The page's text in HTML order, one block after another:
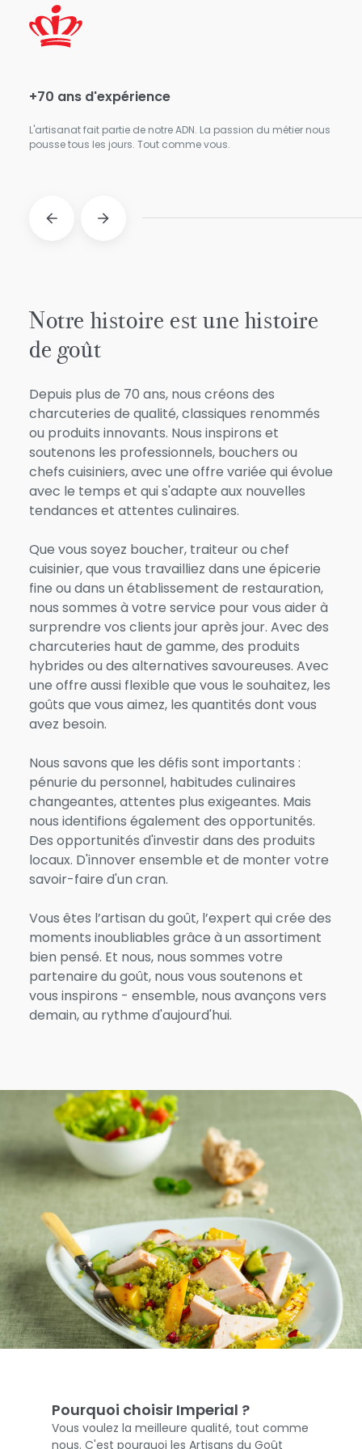
+70 ans d'expérience
L'artisanat fait partie de notre ADN. La passion du métier nous
pousse tous les jours. Tout comme vous.
Notre histoire est une histoire
de goût
Depuis plus de 70 ans, nous créons des
charcuteries de qualité, classiques renommés
ou produits innovants. Nous inspirons et
soutenons les professionnels, bouchers ou
chefs cuisiniers, avec une offre variée qui évolue
avec le temps et qui s'adapte aux nouvelles
tendances et attentes culinaires.
Que vous soyez boucher, traiteur ou chef
cuisinier, que vous travailliez dans une épicerie
fine ou dans un établissement de restauration,
nous sommes à votre service pour vous aider à
surprendre vos clients jour après jour. Avec des
charcuteries haut de gamme, des produits
hybrides ou des alternatives savoureuses. Avec
une offre aussi flexible que vous le souhaitez, les
goûts que vous aimez, les quantités dont vous
avez besoin.
Nous savons que les défis sont importants :
pénurie du personnel, habitudes culinaires
changeantes, attentes plus exigeantes. Mais
nous identifions également des opportunités.
Des opportunités d'investir dans des produits
locaux. D'innover ensemble et de monter votre
savoir-faire d'un cran.
Vous êtes l’artisan du goût, l’expert qui crée des
moments inoubliables grâce à un assortiment
bien pensé. Et nous, nous sommes votre
partenaire du goût, nous vous soutenons et
vous inspirons - ensemble, nous avançons vers
demain, au rythme d'aujourd'hui.
Pourquoi choisir Imperial ?
Vous voulez la meilleure qualité, tout comme
nous. C'est pourquoi les Artisans du Goût